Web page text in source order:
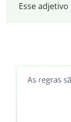
Esse